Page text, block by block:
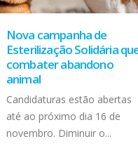
Feira Europeia de Emprego
Online para Graduados
A participação é gratuita e o
prazo de inscrição termina
no...
leia mais